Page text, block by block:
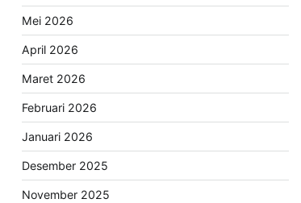
Mei 2026
April 2026
Maret 2026
Februari 2026
Januari 2026
Desember 2025
November 2025